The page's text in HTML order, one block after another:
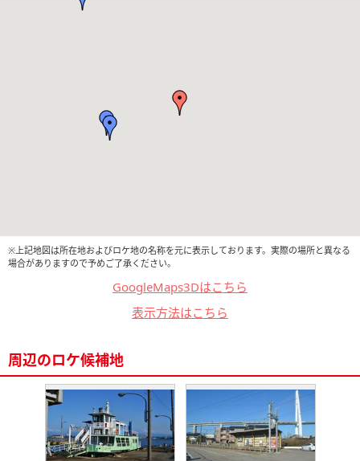
※上記地図は所在地およびロケ地の名称を元に表示しております。実際の場所と異なる
場合がありますので予めご了承ください。
GoogleMaps3Dはこちら
表示方法はこちら
周辺のロケ候補地